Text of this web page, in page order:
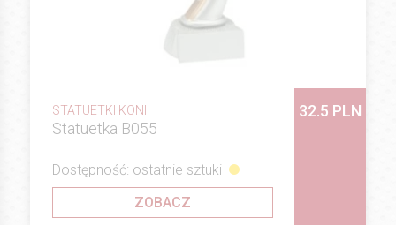
STATUETKI KONI
Statuetka B055
32.5 PLN
Dostępność: ostatnie sztuki
ZOBACZ